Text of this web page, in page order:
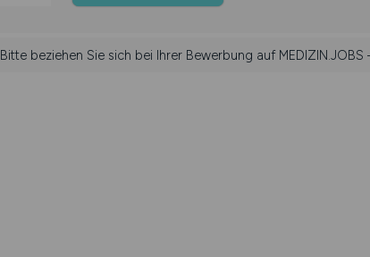
Bitte beziehen Sie sich bei Ihrer Bewerbung auf